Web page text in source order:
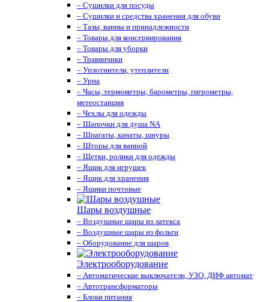
– Сушилки для посуды
– Сушилки и средства хранения для обуви
– Тазы, ванны и принадлежности
– Товары для консервирования
– Товары для уборки
– Травянчики
– Уплотнители, утеплители
– Урна
– Часы, термометры, барометры, гигрометры,
метеостанция
– Чехлы для одежды
– Шапочки для душа NA
– Шпагаты, канаты, шнуры
– Шторы для ванной
– Щетки, ролики для одежды
– Ящик для игрушек
– Ящик для хранения
– Ящики почтовые
Шары воздушные
– Воздушные шары из латекса
– Воздушные шары из фольги
– Оборудование для шаров
Электрооборудование
– Автоматические выключатели, УЗО, ДИФ автомат
– Автотрансформаторы
– Блоки питания